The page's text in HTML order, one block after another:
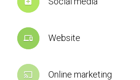
devices Website
cast Online marketing